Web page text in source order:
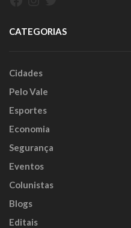
CATEGORIAS
Cidades
Pelo Vale
Esportes
Economia
Segurança
Eventos
Colunistas
Blogs
Editais